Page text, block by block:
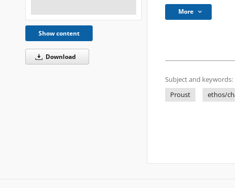
Show content
Download
More
Subject and keywords:
Proust
ethos/